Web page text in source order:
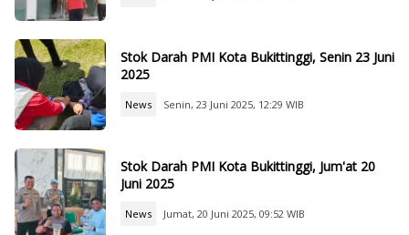
Stok Darah PMI Kota Bukittinggi, Senin 23 Juni
2025
News Senin, 23 Juni 2025, 12:29 WIB
Stok Darah PMI Kota Bukittinggi, Jum'at 20
Juni 2025
News Jumat, 20 Juni 2025, 09:52 WIB